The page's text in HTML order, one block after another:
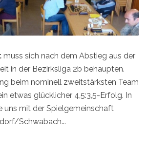
muss sich nach dem Abstieg aus der
in der Bezirksliga 2b behaupten.
beim nominell zweitstärksten Team
etwas glücklicher 4,5:3,5-Erfolg. In
uns mit der Spielgemeinschaft
Schwabach...